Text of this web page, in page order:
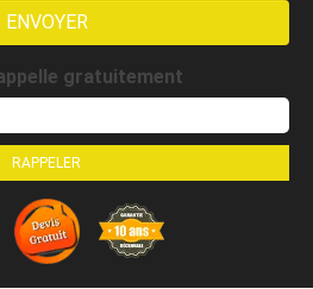
gratuitement